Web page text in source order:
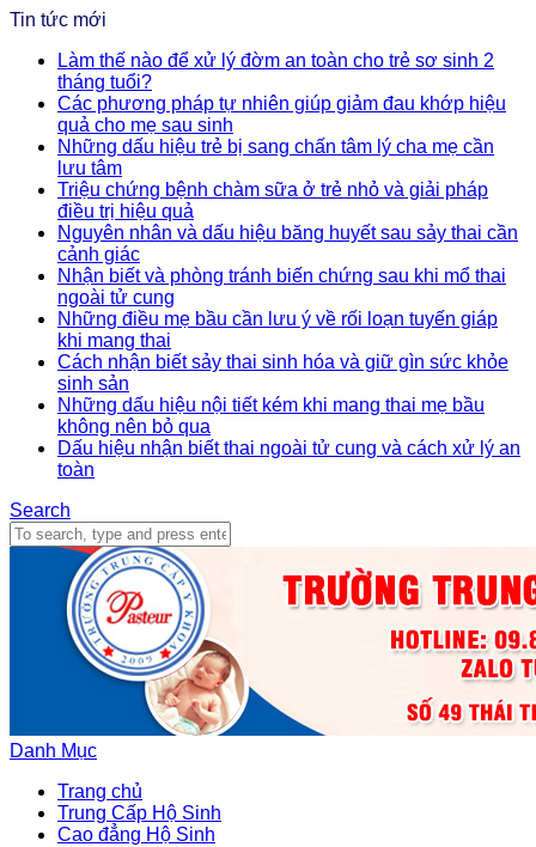
Tin tức mới
Làm thế nào để xử lý đờm an toàn cho trẻ sơ sinh 2
tháng tuổi?
Các phương pháp tự nhiên giúp giảm đau khớp hiệu
quả cho mẹ sau sinh
Những dấu hiệu trẻ bị sang chấn tâm lý cha mẹ cần
lưu tâm
Triệu chứng bệnh chàm sữa ở trẻ nhỏ và giải pháp
điều trị hiệu quả
Nguyên nhân và dấu hiệu băng huyết sau sảy thai cần
cảnh giác
Nhận biết và phòng tránh biến chứng sau khi mổ thai
ngoài tử cung
Những điều mẹ bầu cần lưu ý về rối loạn tuyến giáp
khi mang thai
Cách nhận biết sảy thai sinh hóa và giữ gìn sức khỏe
sinh sản
Những dấu hiệu nội tiết kém khi mang thai mẹ bầu
không nên bỏ qua
Dấu hiệu nhận biết thai ngoài tử cung và cách xử lý an
toàn
Search
Danh Mục
Trang chủ
Trung Cấp Hộ Sinh
Cao đẳng Hộ Sinh